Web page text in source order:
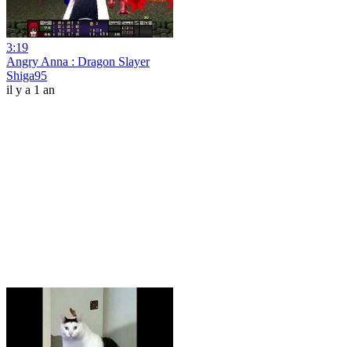
3:19
Angry Anna : Dragon Slayer
Shiga95
il y a 1 an